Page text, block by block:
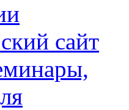
сайт